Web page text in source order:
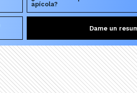
apícola?
Dame un